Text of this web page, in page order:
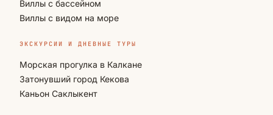
Виллы с бассейном
Виллы с видом на море
ЭКСКУРСИИ И ДНЕВНЫЕ ТУРЫ
Морская прогулка в Калкане
Затонувший город Кекова
Каньон Саклыкент